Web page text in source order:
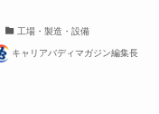
工場・製造・設備
キャリアバディマガジン編集長